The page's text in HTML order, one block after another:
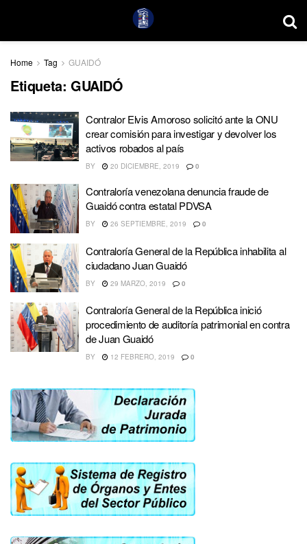
Home Tag GUAIDÓ
Etiqueta: GUAIDÓ
Contralor Elvis Amoroso solicitó ante la ONU
crear comisión para investigar y devolver los
activos robados al país
BY 20 DICIEMBRE, 2019 0
Contraloría venezolana denuncia fraude de
Guaidó contra estatal PDVSA
BY 26 SEPTIEMBRE, 2019 0
Contraloría General de la República inhabilita al
ciudadano Juan Guaidó
BY 29 MARZO, 2019 0
Contraloría General de la República inició
procedimiento de auditoría patrimonial en contra
de Juan Guaidó
BY 12 FEBRERO, 2019 0